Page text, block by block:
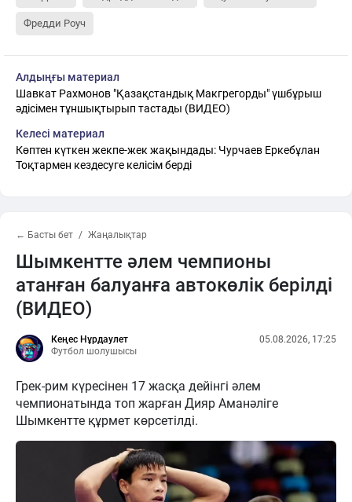
Фредди Роуч
Алдыңғы материал
Шавкат Рахмонов "Қазақстандық Макгрегорды" үшбұрыш
әдісімен тұншықтырып тастады (ВИДЕО)
Келесі материал
Көптен күткен жекпе-жек жақындады: Чурчаев Еркебұлан
Тоқтармен кездесуге келісім берді
← Басты бет Жаңалықтар
Шымкентте әлем чемпионы
атанған балуанға автокөлік берілді
(ВИДЕО)
Кеңес Нұрдаулет
Футбол шолушысы
05.08.2026, 17:25
Грек-рим күресінен 17 жасқа дейінгі әлем
чемпионатында топ жарған Дияр Аманәліге
Шымкентте құрмет көрсетілді.